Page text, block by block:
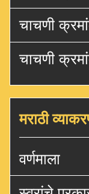
चाचणी
चाचणी
मराठी
वर्णमाला